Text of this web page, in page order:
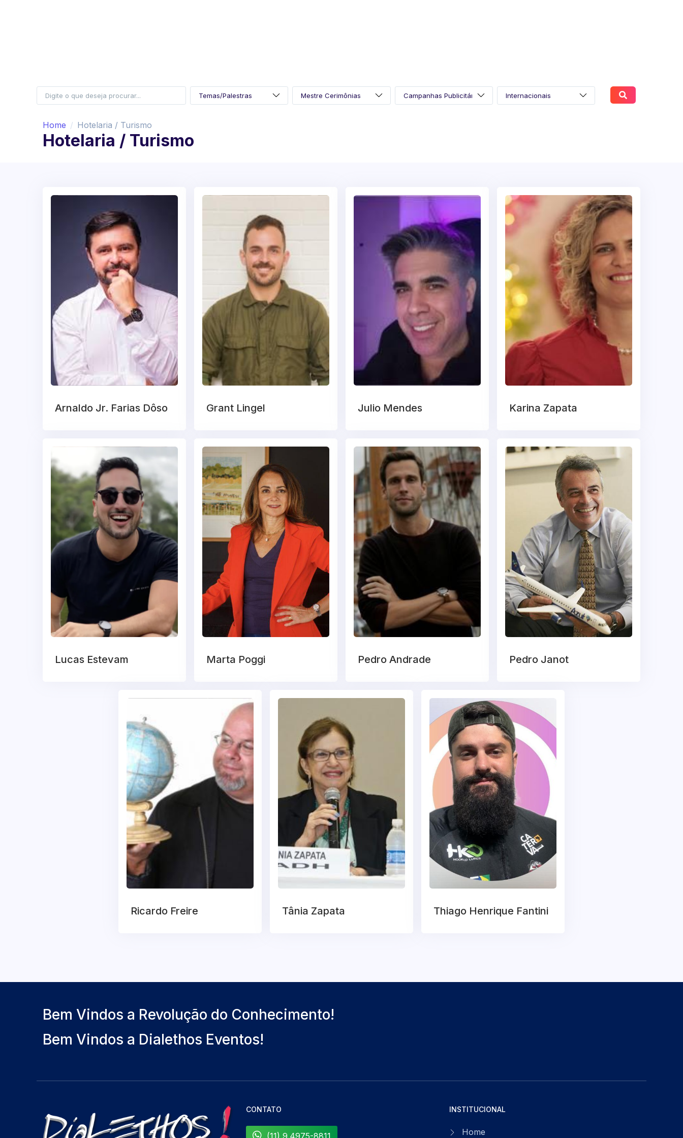
Home Hotelaria / Turismo
Hotelaria / Turismo
Arnaldo Jr. Farias Dôso Grant Lingel Julio Mendes Karina Zapata
Lucas Estevam Marta Poggi Pedro Andrade Pedro Janot
Ricardo Freire Tânia Zapata Thiago Henrique Fantini
Bem Vindos a Revolução do Conhecimento!
Bem Vindos a Dialethos Eventos!
CONTATO INSTITUCIONAL
Home